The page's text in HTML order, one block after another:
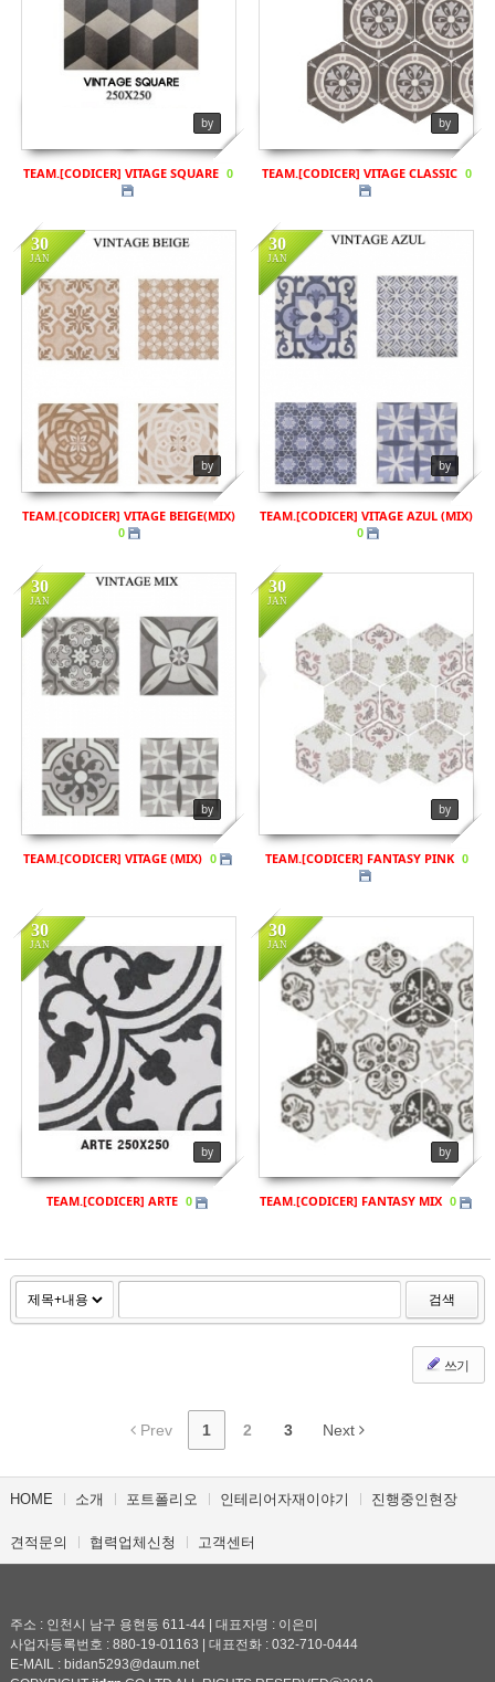
by
TEAM.[CODICER] VITAGE SQUARE 0
by
TEAM.[CODICER] VITAGE CLASSIC 0
30
JAN
by
Views
TEAM.[CODICER] VITAGE BEIGE(MIX)
0
30
JAN
by
TEAM.[CODICER] VITAGE AZUL (MIX)
0
30
JAN
by
in비규격
Views959
TEAM.[CODICER] VITAGE (MIX) 0
30
JAN
by
in비규격
Views792
TEAM.[CODICER] FANTASY PINK 0
30
JAN
by
in비규격
Views850
TEAM.[CODICER] ARTE 0
30
JAN
by
비규격
1163
TEAM.[CODICER] FANTASY MIX 0
검색
쓰기
Prev 1 2 3 Next
HOME 소개 포트폴리오 인테리어자재이야기 진행중인현장
견적문의 협력업체신청 고객센터
주소 : 인천시 남구 용현동 611-44 | 대표자명 : 이은미
사업자등록번호 : 880-19-01163 | 대표전화 : 032-710-0444
E-MAIL : bidan5293@daum.net